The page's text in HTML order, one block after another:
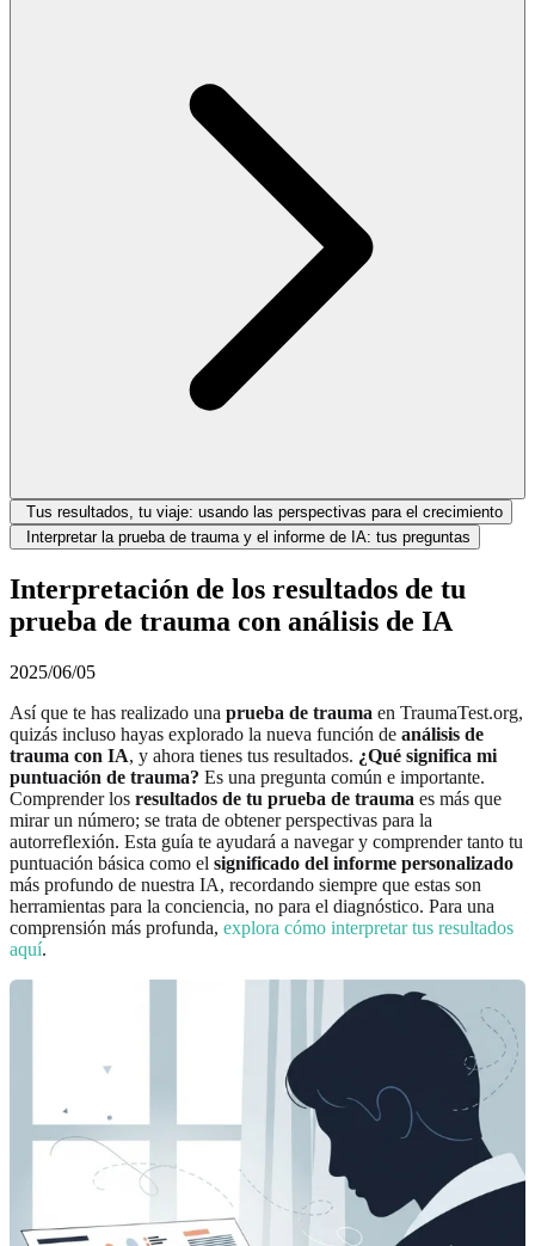
Tus resultados, tu viaje: usando las perspectivas para el crecimiento
Interpretar la prueba de trauma y el informe de IA: tus preguntas
Interpretación de los resultados de tu
prueba de trauma con análisis de IA
2025/06/05
Así que te has realizado una prueba de trauma en TraumaTest.org,
quizás incluso hayas explorado la nueva función de análisis de
trauma con IA, y ahora tienes tus resultados. ¿Qué significa mi
puntuación de trauma? Es una pregunta común e importante.
Comprender los resultados de tu prueba de trauma es más que
mirar un número; se trata de obtener perspectivas para la
autorreflexión. Esta guía te ayudará a navegar y comprender tanto tu
puntuación básica como el significado del informe personalizado
más profundo de nuestra IA, recordando siempre que estas son
herramientas para la conciencia, no para el diagnóstico. Para una
comprensión más profunda, explora cómo interpretar tus resultados
aquí.